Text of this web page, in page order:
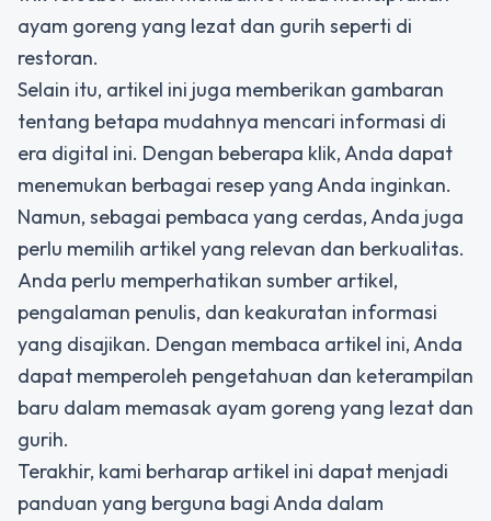
ayam goreng yang lezat dan gurih seperti di
restoran.
Selain itu, artikel ini juga memberikan gambaran
tentang betapa mudahnya mencari informasi di
era digital ini. Dengan beberapa klik, Anda dapat
menemukan berbagai resep yang Anda inginkan.
Namun, sebagai pembaca yang cerdas, Anda juga
perlu memilih artikel yang relevan dan berkualitas.
Anda perlu memperhatikan sumber artikel,
pengalaman penulis, dan keakuratan informasi
yang disajikan. Dengan membaca artikel ini, Anda
dapat memperoleh pengetahuan dan keterampilan
baru dalam memasak ayam goreng yang lezat dan
gurih.
Terakhir, kami berharap artikel ini dapat menjadi
panduan yang berguna bagi Anda dalam